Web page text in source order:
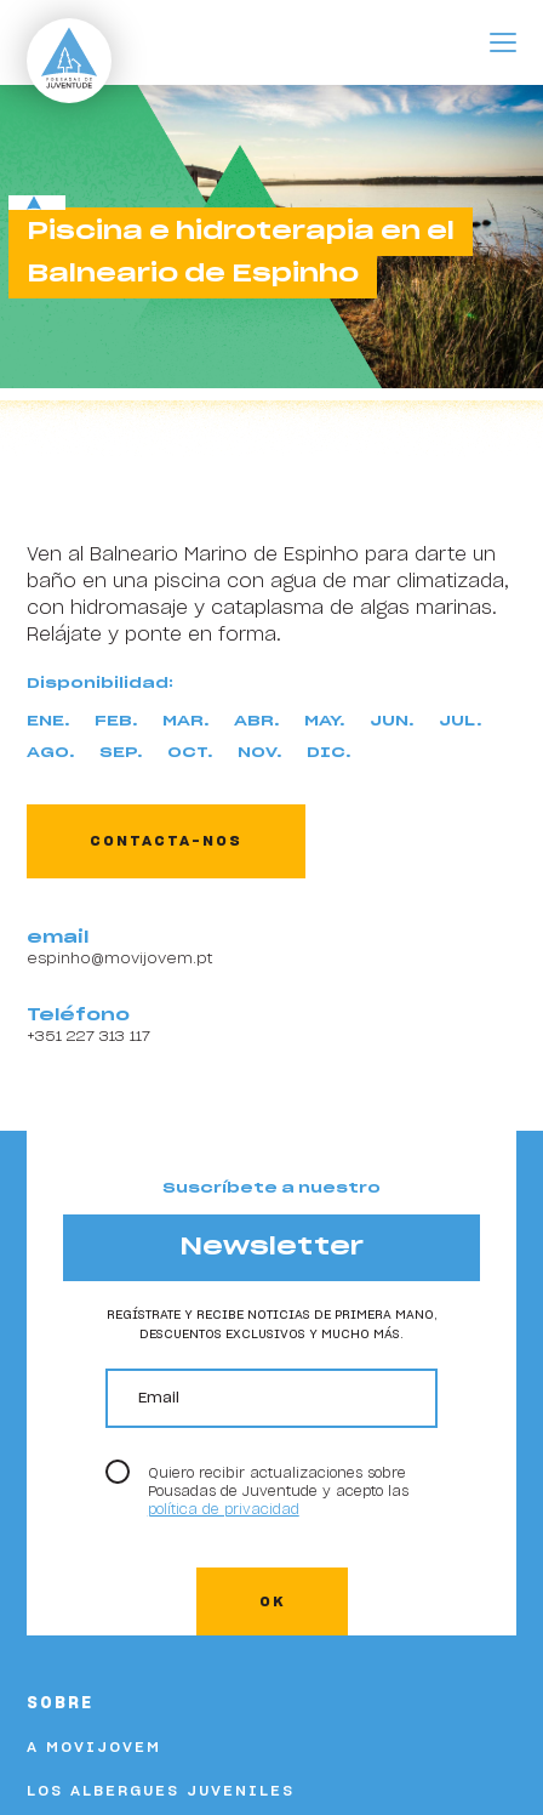
Piscina e hidroterapia en el Balneario de Espinho
Piscina e hidroterapia en el
Balneario de Espinho
Ven al Balneario Marino de Espinho para darte un
baño en una piscina con agua de mar climatizada,
con hidromasaje y cataplasma de algas marinas.
Relájate y ponte en forma.
Disponibilidad:
ENE. FEB. MAR. ABR. MAY. JUN. JUL.
AGO. SEP. OCT. NOV. DIC.
CONTACTA-NOS
email
espinho@movijovem.pt
Teléfono
+351 227 313 117
Suscríbete a nuestro
Newsletter
REGÍSTRATE Y RECIBE NOTICIAS DE PRIMERA MANO,
DESCUENTOS EXCLUSIVOS Y MUCHO MÁS.
email
Quiero recibir actualizaciones sobre
Pousadas de Juventude y acepto las
política de privacidad
OK
SOBRE
A MOVIJOVEM
LOS ALBERGUES JUVENILES